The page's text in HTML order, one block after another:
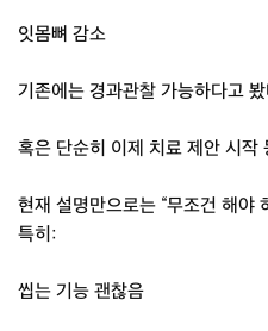
잇몸뼈 감소
기존에는 경과관찰 가능하다고
혹은 단순히 이제 치료 제안 시작
현재 설명만으로는 “무조건 해야
특히:
씹는 기능 괜찮음